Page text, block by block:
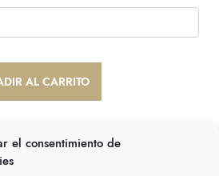
el consentimiento de
AL CARRITO